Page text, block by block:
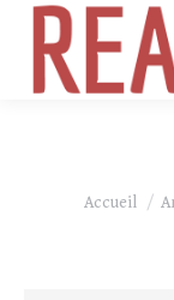
Vous êtes
Accueil